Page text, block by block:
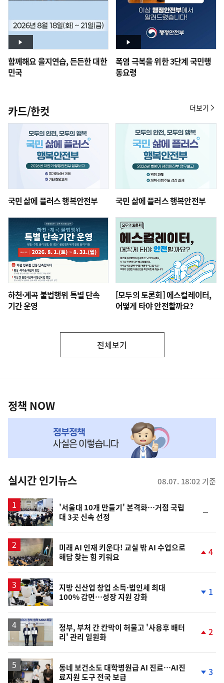
함께해요 을지연습, 든든한 대한
민국
폭염 극복을 위한 3단계 국민행
동요령
카드/한컷
국민 삶에 플러스 행복안전부 국민 삶에 플러스 행복안전부
하천·계곡 불법행위 특별 단속
기간 운영
[모두의 토론회] 에스컬레이터,
어떻게 타야 안전할까요?
더보기
부
처
전체보기
책
NOW,
뉴
스
정책 NOW
실시간 인기뉴스 08.07. 18:02 기준
'서울대 10개 만들기' 본격화…거점 국립
대 3곳 신속 선정
일
미래 AI 인재 키운다! 교실 밖 AI 수업으로
해답 찾는 힘 키워요
4
지방 신산업 창업 소득·법인세 최대
100% 감면…성장 지원 강화
1
정부, 부처 간 칸막이 허물고 '사용후 배터
리' 관리 일원화
2
동네 보건소도 대학병원급 AI 진료…AI진
료지원 도구 전국 보급
3